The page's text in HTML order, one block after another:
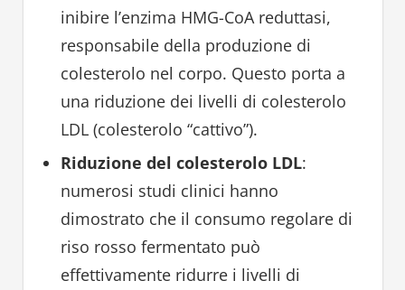
inibire l’enzima HMG-CoA reduttasi,
responsabile della produzione di
colesterolo nel corpo. Questo porta a
una riduzione dei livelli di colesterolo
LDL (colesterolo “cattivo”).
Riduzione del colesterolo LDL:
numerosi studi clinici hanno
dimostrato che il consumo regolare di
riso rosso fermentato può
effettivamente ridurre i livelli di